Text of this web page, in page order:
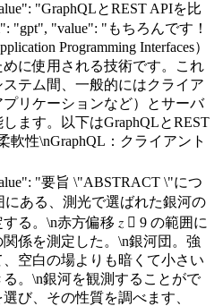
"GraphQLとREST APIを比
"gpt", "value": "もちろんです！
Programming Interfaces）
に使用される技術です。これ
テム間、一般的にはクライア
リケーションなど）とサーバ
ます。以下はGraphQLとREST
軟性\nGraphQL：クライアント
"要旨 \"ABSTRACT \"につ
にある、測光で選ばれた銀河の
る。\n赤方偏移 𝑧 􀀀 9 の範囲に
係を測定した。\n銀河団。強
空白の場よりも暗くて小さい
。\n銀河を観測することがで
び、その性質を調べます、